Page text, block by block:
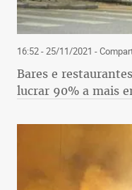
16:52 - 25/11/2021 -
Bares e
lucrar 90% a mais